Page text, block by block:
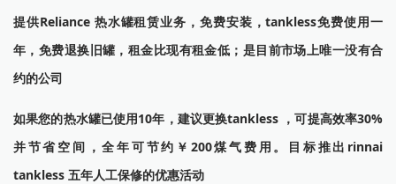
提供Reliance 热水罐租赁业务，免费安装，tankless免费使用一
年，免费退换旧罐，租金比现有租金低；是目前市场上唯一没有合
约的公司
如果您的热水罐已使用10年，建议更换tankless ，可提高效率30%
并节省空间，全年可节约￥200煤气费用。目标推出rinnai
tankless 五年人工保修的优惠活动